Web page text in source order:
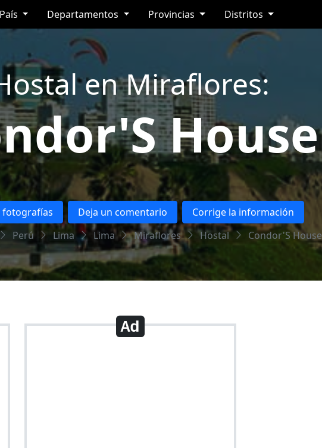
País Departamentos Provincias Distritos
en Miraflores:
House
fotografías Deja un comentario
Corrige la información
Perú Lima Lima Miraflores Hostal Condor'S House